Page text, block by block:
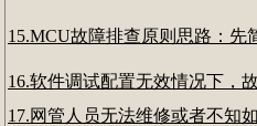
15.MCU故障排查原则思路：
16.软件调试配置无效情况下，
17.网管人员无法维修或者不知